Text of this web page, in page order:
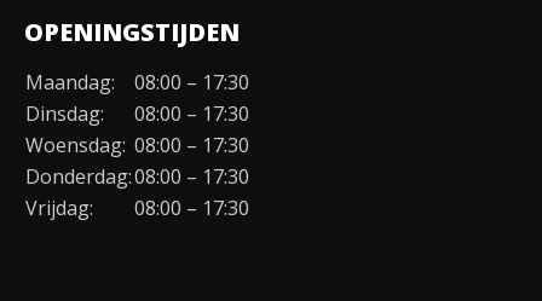
Organisatie
Duurzaamheid
Werken bij
Contact
OPENINGSTIJDEN
Maandag:
08:00 – 17:30
Dinsdag:
08:00 – 17:30
Woensdag: 08:00 – 17:30
Donderdag:08:00 – 17:30
Vrijdag:
08:00 – 17:30